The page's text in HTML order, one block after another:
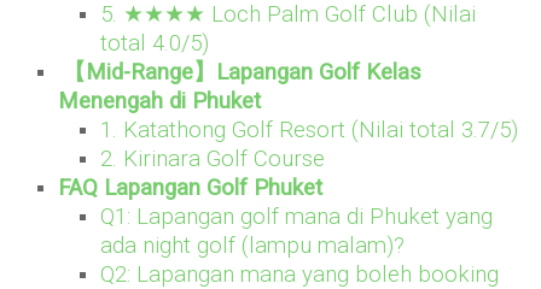
5. ★★★★ Loch Palm Golf Club (Nilai
total 4.0/5)
【Mid-Range】Lapangan Golf Kelas
Menengah di Phuket
1. Katathong Golf Resort (Nilai total 3.7/5)
2. Kirinara Golf Course
FAQ Lapangan Golf Phuket
Q1: Lapangan golf mana di Phuket yang
ada night golf (lampu malam)?
Q2: Lapangan mana yang boleh booking